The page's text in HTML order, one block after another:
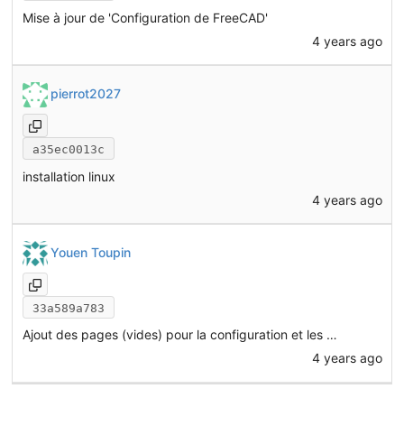
Mise à jour de 'Configuration de FreeCAD'
4 years ago
pierrot2027
a35ec0013c
installation linux
4 years ago
Youen Toupin
33a589a783
Ajout des pages (vides) pour la configuration et les tutoriels FreeCAD
4 years ago